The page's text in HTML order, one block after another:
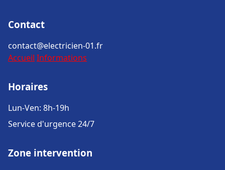
Contact
contact@electricien-01.fr
Accueil Informations
Horaires
Lun-Ven: 8h-19h
Service d'urgence 24/7
Zone intervention